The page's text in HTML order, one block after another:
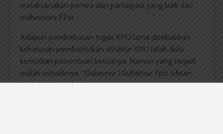
melaksanakan pemira dan partisipasi yang baik dari
mahasiswa FPsi.
Adapun pembebasan tugas KPU lama disebabkan
keharusan pembentukan struktur KPU lebih dulu
kemudian penentuan ketuanya. Namun yang terjadi
malah sebaliknya. “Gubernur (Gubernur Fpsi Ichsan
Syah Lubis—red) sebenarnya hanya